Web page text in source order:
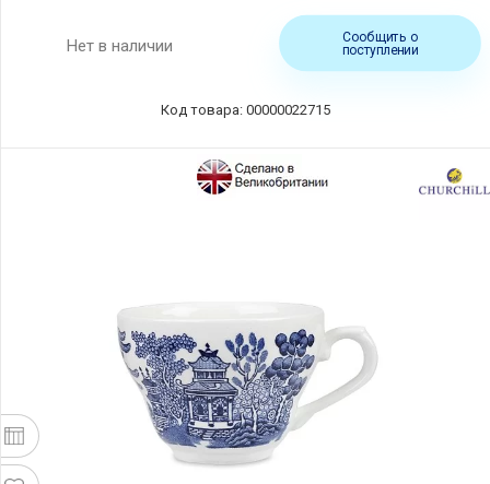
Нет в наличии
Сообщить о
поступлении
Код товара: 00000022715